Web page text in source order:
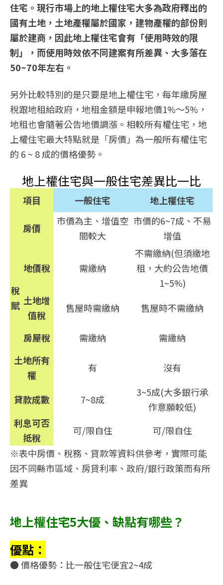
住宅。現行市場上的地上權住宅大多為政府釋出的
國有土地，土地產權屬於國家，建物產權的部份則
屬於建商，因此地上權住宅會有「使用時效的限
制」，而使用時效依不同建案有所差異、大多落在
50~70年左右。
另外比較特別的是只要是地上權住宅，每年繳房屋
稅跟地租給政府，地租金額是申報地價1%～5%，
地租也會隨著公告地價調漲。相較所有權住宅，地
上權住宅最大特點就是「房價」為一般所有權住宅
的 6 ~ 8 成的價格優勢。
地上權住宅與一般住宅差異比一比
項目 一般住宅 地上權住宅
房價
市價為主、增值空
間較大
市價的6~7成、不易
增值
稅
賦
地價稅 需繳納
不需繳納(但須繳地
租，大約公告地價
1~5%)
土地增
值稅
售屋時需繳納 售屋時不需繳納
房屋稅 需繳納
需繳納
土地所有
權
有 沒有
貸款成數 7~8成
3~5成(大多銀行承
作意願較低)
利息可否
抵稅
可/限自住
可/限自住
※表中房價、稅務、貸款等資料供參考，實際可能
因不同縣市區域、房貸利率、政府/銀行政策而有所
差異
地上權住宅5大優、缺點有哪些？
優點：
● 價格優勢：比一般住宅便宜2~4成